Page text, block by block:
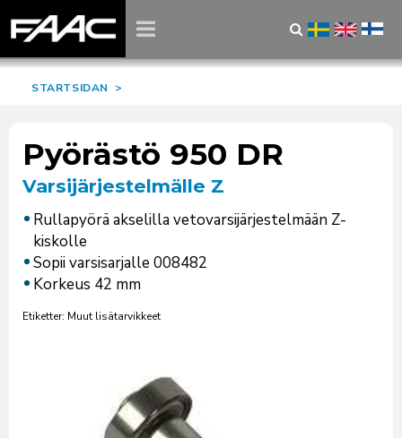
STARTSIDAN >
Pyörästö 950 DR
Varsijärjestelmälle Z
Rullapyörä akselilla vetovarsijärjestelmään Z-
kiskolle
Sopii varsisarjalle 008482
Korkeus 42 mm
Etiketter: Muut lisätarvikkeet